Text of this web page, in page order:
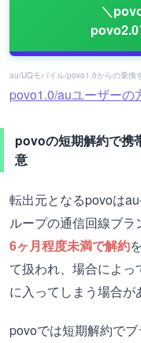
＼
povo2.0
au/UQモバイル/povo1.0からの乗換
povo1.0/auユーザーの
povoの短期解約で携
意
転出元となるpovoは
ループの通信回線ブ
6ヶ月程度未満で解約
て扱われ、場合によっ
に入ってしまう場合が
povoでは短期解約で